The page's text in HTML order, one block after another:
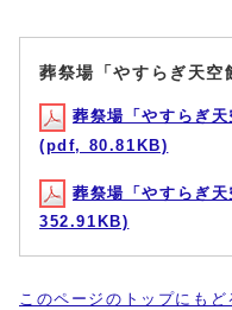
葬祭場「やすらぎ天空
葬祭場「やすらぎ天
(pdf, 80.81KB)
葬祭場「やすらぎ
352.91KB)
このページのトップにもど